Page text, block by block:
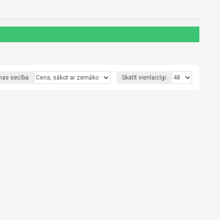
secība: Skatīt vienlaicīgi: